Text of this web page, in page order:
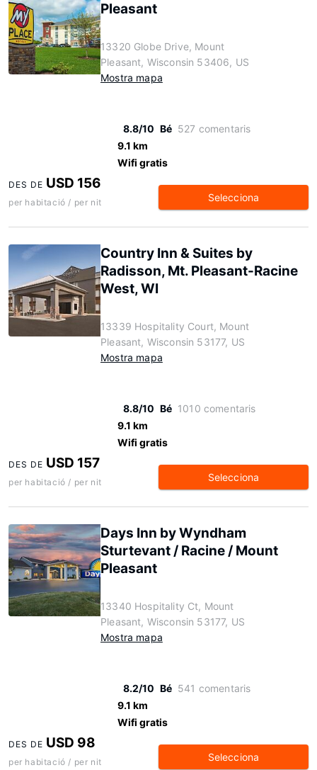
Pleasant
13320 Globe Drive, Mount
Pleasant, Wisconsin 53406, US
Mostra mapa
8.8/10 Bé 527 comentaris
9.1 km
Wifi gratis
DES DE USD 156
per habitació / per nit Selecciona
Country Inn & Suites by
Radisson, Mt. Pleasant-Racine
West, WI
13339 Hospitality Court, Mount
Pleasant, Wisconsin 53177, US
Mostra mapa
8.8/10 Bé 1010 comentaris
9.1 km
Wifi gratis
DES DE USD 157
per habitació / per nit Selecciona
Days Inn by Wyndham
Sturtevant / Racine / Mount
Pleasant
13340 Hospitality Ct, Mount
Pleasant, Wisconsin 53177, US
Mostra mapa
8.2/10 Bé 541 comentaris
9.1 km
Wifi gratis
DES DE USD 98
per habitació / per nit Selecciona